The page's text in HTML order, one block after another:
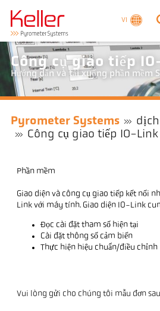
VI
Công cụ giao tiếp
Hướng dẫn và tải xuống phần mềm
Pyrometer Systems
Công cụ giao tiếp IO-Link
Phần mềm
Giao diện và công cụ giao tiếp kết nối
Link với máy tính. Giao diện IO-Link
Đọc cài đặt tham số hiện tại
Cài đặt thông số cảm biến
Thực hiện hiệu chuẩn/điều chỉnh
Vui lòng gửi cho chúng tôi mẫu đơn